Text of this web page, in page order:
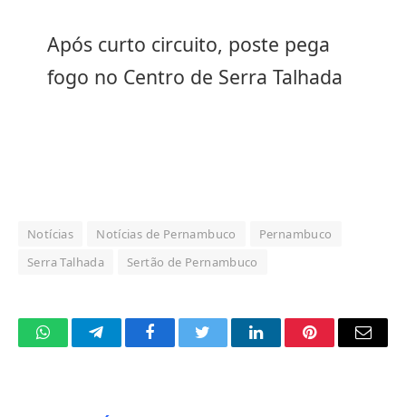
Após curto circuito, poste pega
fogo no Centro de Serra Talhada
Notícias Notícias de Pernambuco
Pernambuco
Serra Talhada
Sertão de Pernambuco
WhatsAppTelegramFacebookTwitter LinkedInPinterestEmail